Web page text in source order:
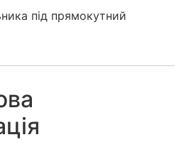
під прямокутний